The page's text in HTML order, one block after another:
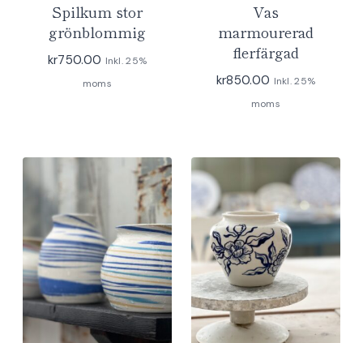
Spilkum stor
grönblommig
kr750.00 Inkl. 25%
moms
Vas
marmourerad
flerfärgad
kr850.00 Inkl. 25%
moms